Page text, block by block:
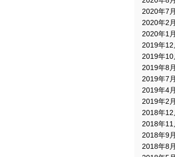
2020年7月
2020年2月
2020年1月
2019年12
2019年10
2019年8月
2019年7月
2019年4月
2019年2月
2018年12
2018年11
2018年9月
2018年8月